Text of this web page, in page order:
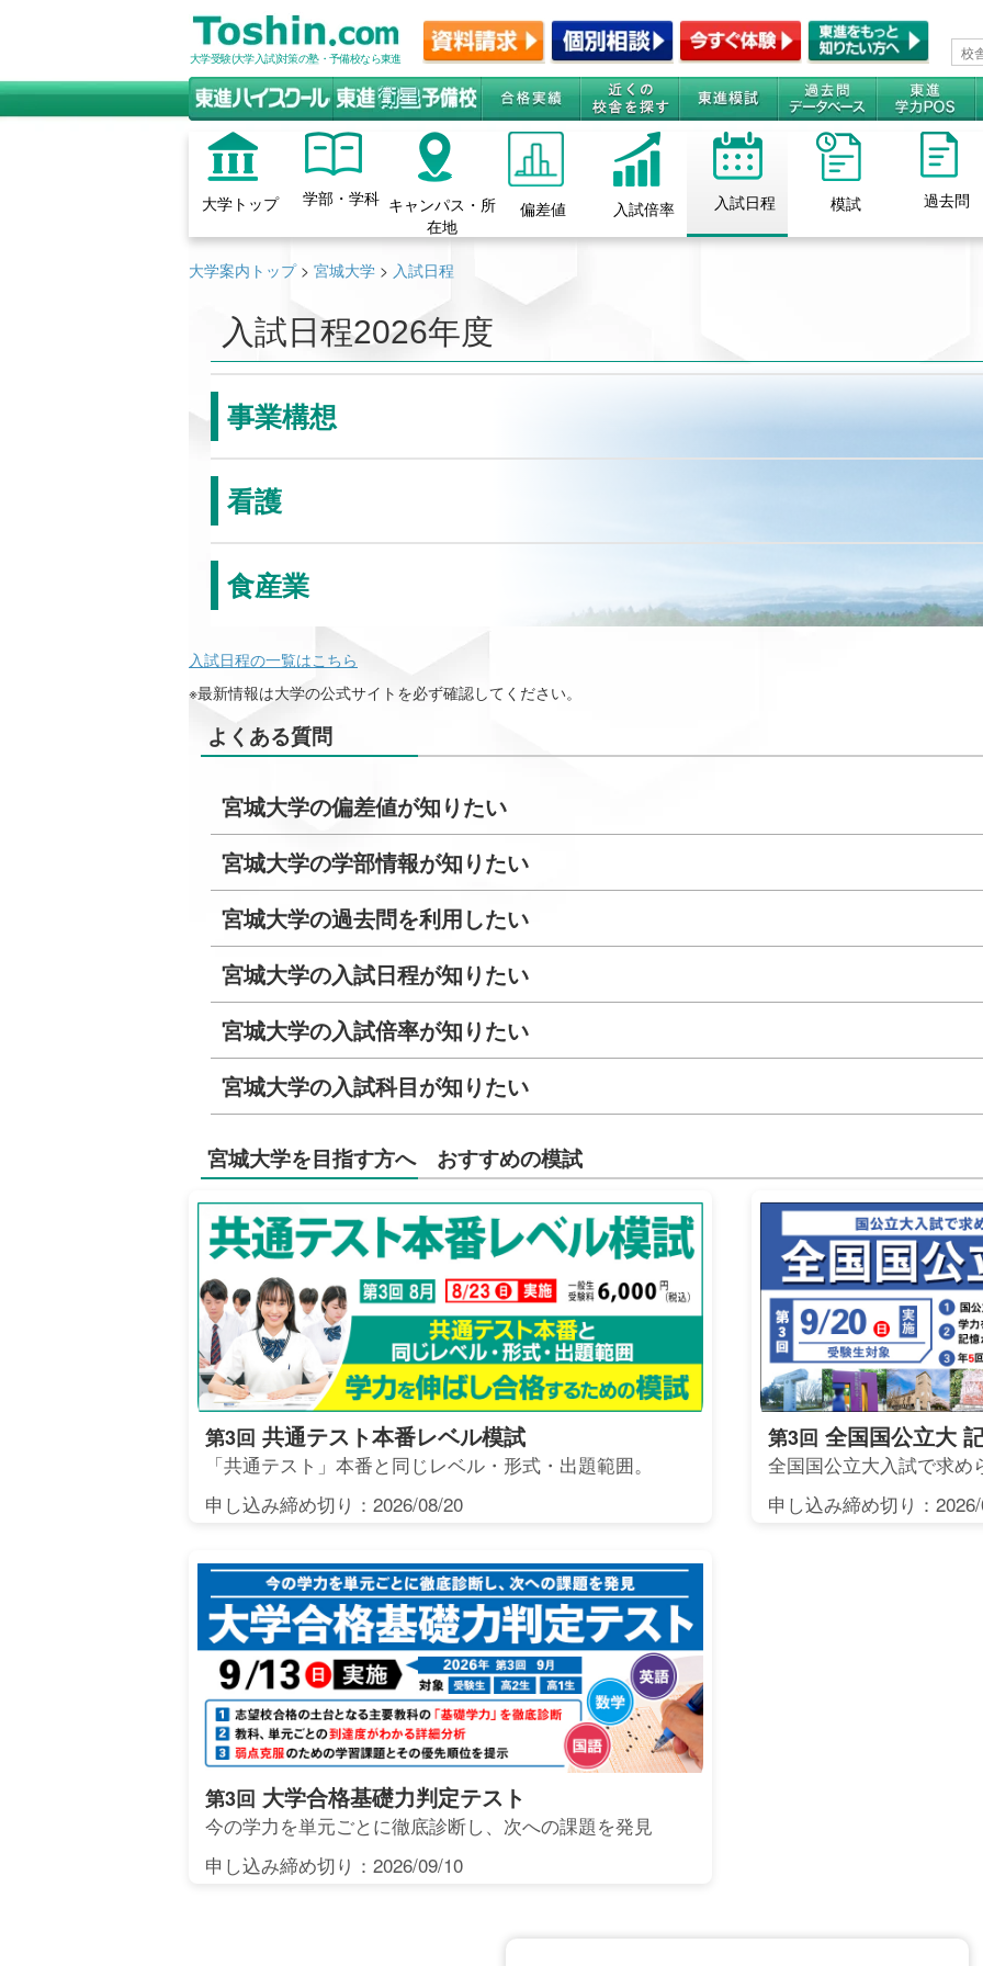
大学受験(大学入試)対策の塾・予備校なら東進
大学トップ 学部・学科 キャンパス・所
在地
偏差値 入試倍率 入試日程 模試 過去問
大学案内トップ> 宮城大学 > 入試日程
入試日程2026年度
事業構想
看護
食産業
入試日程の一覧はこちら
※最新情報は大学の公式サイトを必ず確認してください。
よくある質問
宮城大学の偏差値が知りたい
宮城大学の学部情報が知りたい
宮城大学の過去問を利用したい
宮城大学の入試日程が知りたい
宮城大学の入試倍率が知りたい
宮城大学の入試科目が知りたい
宮城大学を目指す方へ おすすめの模試
第3回 共通テスト本番レベル模試
「共通テスト」本番と同じレベル・形式・出題範囲。
申し込み締め切り：2026/08/20
第3回 全国国公立大
全国国公立大入試で求め
申し込み締め切り：
第3回 大学合格基礎力判定テスト
今の学力を単元ごとに徹底診断し、次への課題を発見
申し込み締め切り：2026/09/10